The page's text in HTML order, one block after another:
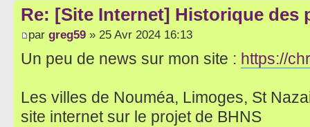
Re: [Site Internet] Historique des
par greg59 » 25 Avr 2024 16:13
Un peu de news sur mon site : https://
Les villes de Nouméa, Limoges, St
site internet sur le projet de BHNS